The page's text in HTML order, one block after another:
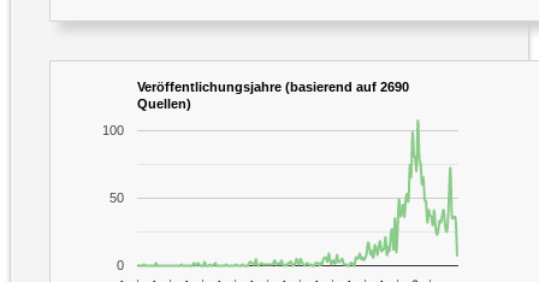
Veröffentlichungsjahre (basierend auf 2690
Quellen)
0
50
100